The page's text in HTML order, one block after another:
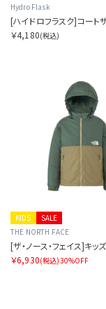
Hydro Flask
￥4,180(税込)
SALE
KIDS
THE NORTH FACE
￥6,930(税込)30%OFF